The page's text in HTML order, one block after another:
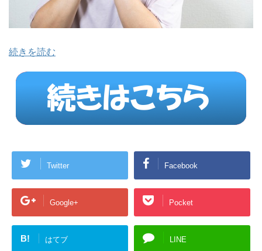
続きを読む
Twitter Facebook
Google+ Pocket
B! はてブ LINE